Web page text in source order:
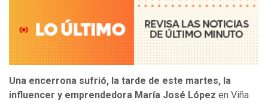
Una encerrona sufrió, la tarde de este martes, la
influencer y emprendedora María José López en Viña